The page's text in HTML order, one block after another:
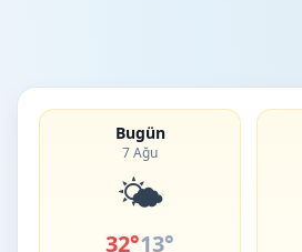
Bugün
7 Ağu
🌤️
32°13°